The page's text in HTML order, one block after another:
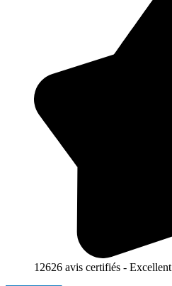
12626 avis certifiés - Excellent